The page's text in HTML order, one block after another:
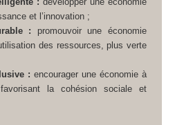
et l’innovation ;
: promouvoir une économie
des ressources, plus verte
: encourager une économie à
la cohésion sociale et